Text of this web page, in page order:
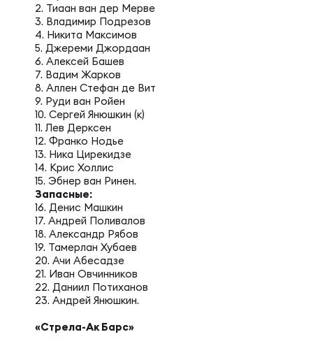
2. Тиаан ван дер Мерве
3. Владимир Подрезов
4. Никита Максимов
5. Джереми Джордаан
6. Алексей Башев
7. Вадим Жарков
8. Аллен Стефан де Вит
9. Руди ван Ройен
10. Сергей Янюшкин (к)
11. Лев Дерксен
12. Франко Нодье
13. Ника Цирекидзе
14. Крис Холлис
15. Эбнер ван Ринен.
Запасные:
16. Денис Машкин
17. Андрей Поливалов
18. Александр Рябов
19. Тамерлан Хубаев
20. Ачи Абесадзе
21. Иван Овчинников
22. Даниил Потиханов
23. Андрей Янюшкин.
«Стрела-Ак Барс»